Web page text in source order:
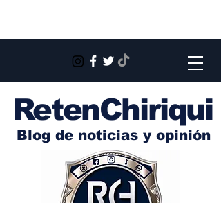
RetenChiriqui
Blog de noticias y opinión